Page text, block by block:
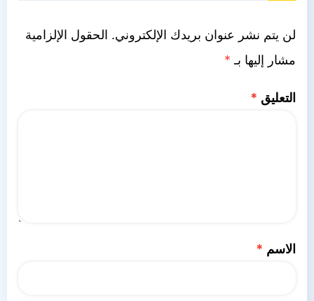
لن يتم نشر عنوان بريدك الإلكتروني. الحقول الإلزامية
مشار إليها بـ *
التعليق *
الاسم *